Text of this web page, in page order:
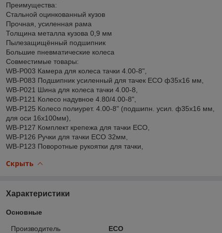
Преимущества:
Стальной оцинкованный кузов
Прочная, усиленная рама
Толщина металла кузова 0,9 мм
Пылезащищённый подшипник
Большие пневматические колеса
Совместимые товары:
WB-P003 Камера для колеса тачки 4.00-8",
WB-P083 Подшипник усиленный для тачек ECO ф35x16 мм,
WB-P021 Шина для колеса тачки 4.00-8,
WB-P121 Колесо надувное 4.80/4.00-8",
WB-P125 Колесо полиурет. 4.00-8" (подшипн. усил. ф35x16 мм,
для оси 16x100мм),
WB-P127 Комплект крепежа для тачки ECO,
WB-P126 Ручки для тачки ECO 32мм,
WB-P123 Поворотные рукоятки для тачки,
Скрыть
Характеристики
Основные
Производитель
ECO